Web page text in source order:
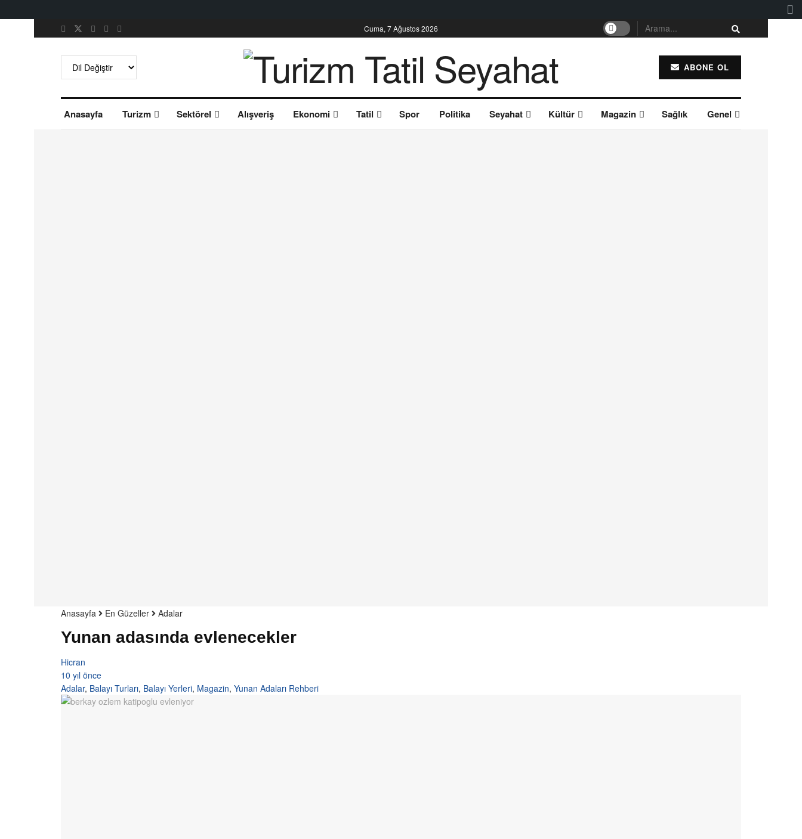
Cuma, 7 Ağustos 2026
ABONE OL
Anasayfa Turizm Sektörel Alışveriş Ekonomi Tatil Spor Politika Seyahat Kültür Magazin Sağlık Genel
Anasayfa En Güzeller Adalar
Yunan adasında evlenecekler
Hicran
10 yıl önce
Adalar, Balayı Turları, Balayı Yerleri, Magazin, Yunan Adaları Rehberi